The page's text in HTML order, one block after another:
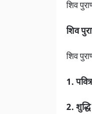
शिव
शिव
शिव
1.
2.